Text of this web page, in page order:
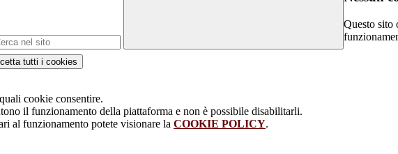
Questo sito
tutti i cookies
cookie consentire.
il funzionamento della piattaforma e non è possibile disabilitarli.
al funzionamento potete visionare la COOKIE POLICY.